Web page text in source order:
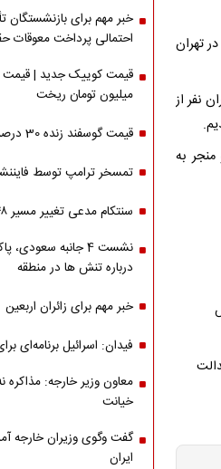
تهران
نفر از
منجر به
خبر مهم برای بازنشستگان
احتمالی پرداخت معوقات
میلیون تومان ریخت
قیمت گوسفند زنده 30 درصد ریخت
تمسخر ترامپ توسط
سنتکام مدعی تغییر مسیر ۴۸ کشتی تجاری شد
نشست 4 جانبه
درباره تنش ها در منطقه
خبر مهم برای زائران اربعین
فیدان: اسرائیل برنامه‌ای
معاون وزیر خارجه:
خیانت
گفت وگوی وزیران خارجه
ایران